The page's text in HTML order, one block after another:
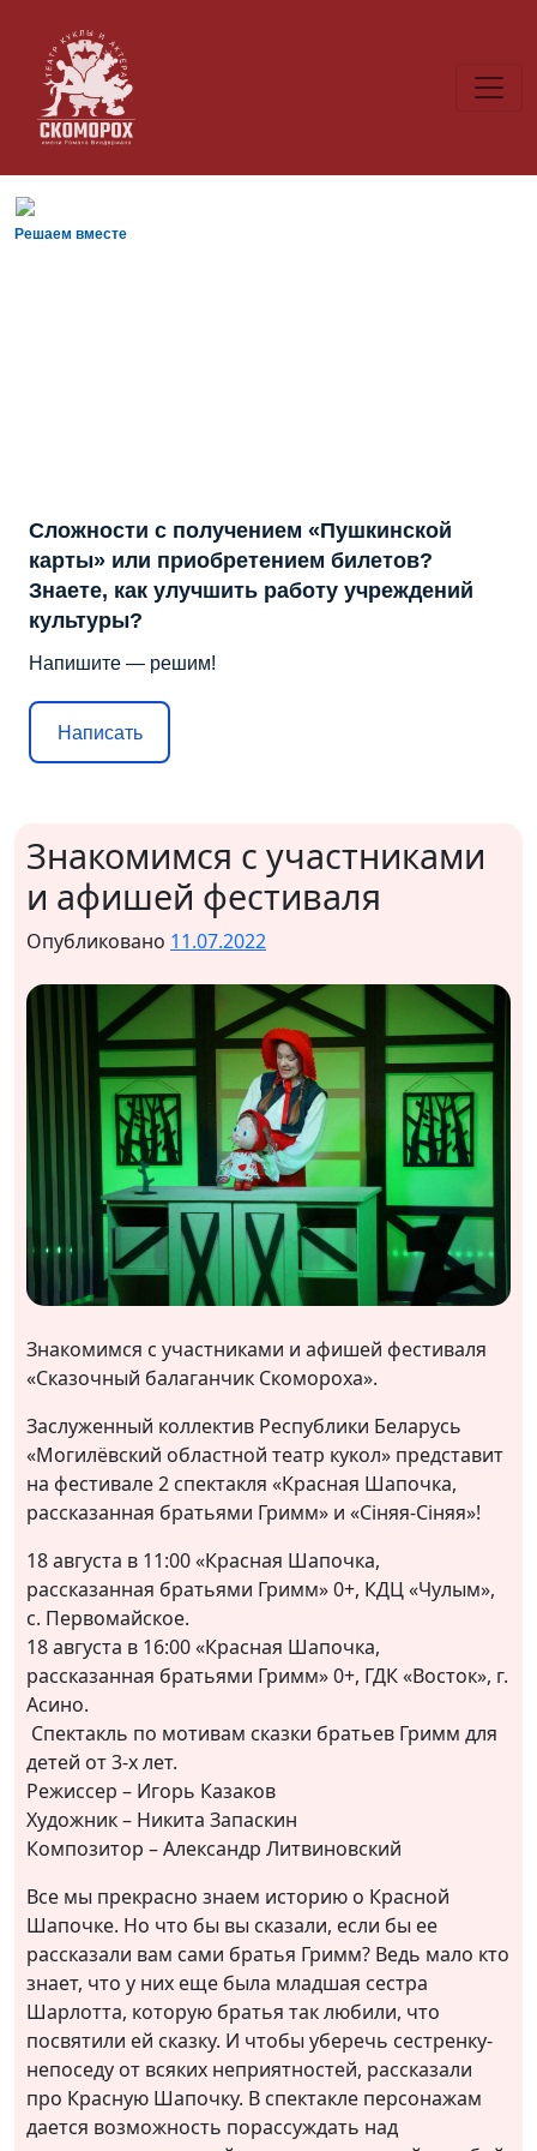
Решаем вместе
Сложности с получением «Пушкинской
карты» или приобретением билетов?
Знаете, как улучшить работу учреждений
культуры?
Напишите — решим!
Написать
Знакомимся с участниками
и афишей фестиваля
Опубликовано 11.07.2022
Знакомимся с участниками и афишей фестиваля
«Сказочный балаганчик Скомороха».
Заслуженный коллектив Республики Беларусь
«Могилёвский областной театр кукол» представит
на фестивале 2 спектакля «Красная Шапочка,
рассказанная братьями Гримм» и «Сiняя-Ciняя»!
18 августа в 11:00 «Красная Шапочка,
рассказанная братьями Гримм» 0+, КДЦ «Чулым»,
с. Первомайское.
18 августа в 16:00 «Красная Шапочка,
рассказанная братьями Гримм» 0+, ГДК «Восток», г.
Асино.
Спектакль по мотивам сказки братьев Гримм для
детей от 3-х лет.
Режиссер – Игорь Казаков
Художник – Никита Запаскин
Композитор – Александр Литвиновский
Все мы прекрасно знаем историю о Красной
Шапочке. Но что бы вы сказали, если бы ее
рассказали вам сами братья Гримм? Ведь мало кто
знает, что у них еще была младшая сестра
Шарлотта, которую братья так любили, что
посвятили ей сказку. И чтобы уберечь сестренку-
непоседу от всяких неприятностей, рассказали
про Красную Шапочку. В спектакле персонажам
дается возможность порассуждать над